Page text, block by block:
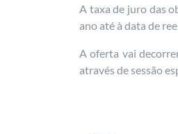
A taxa de juro das
ano até à data de
A oferta vai
através de sessão